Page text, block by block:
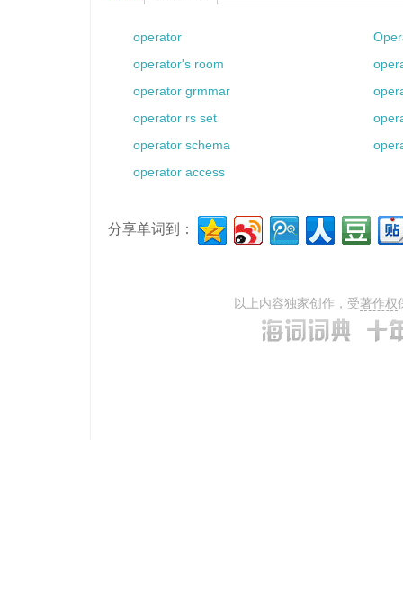
operator
operator's room
operator grmmar
operator rs set
operator schema
operator access
分享单词到：
以上内容独家创作，受著作权